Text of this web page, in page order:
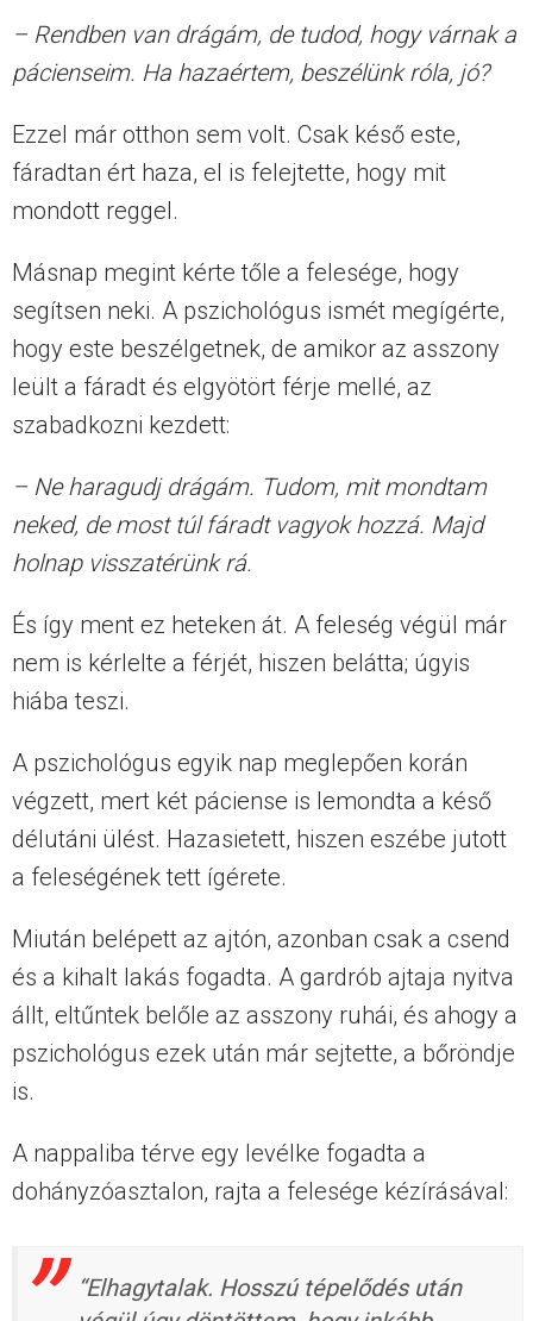
– Rendben van drágám, de tudod, hogy várnak a
pácienseim. Ha hazaértem, beszélünk róla, jó?
Ezzel már otthon sem volt. Csak késő este,
fáradtan ért haza, el is felejtette, hogy mit
mondott reggel.
Másnap megint kérte tőle a felesége, hogy
segítsen neki. A pszichológus ismét megígérte,
hogy este beszélgetnek, de amikor az asszony
leült a fáradt és elgyötört férje mellé, az
szabadkozni kezdett:
– Ne haragudj drágám. Tudom, mit mondtam
neked, de most túl fáradt vagyok hozzá. Majd
holnap visszatérünk rá.
És így ment ez heteken át. A feleség végül már
nem is kérlelte a férjét, hiszen belátta; úgyis
hiába teszi.
A pszichológus egyik nap meglepően korán
végzett, mert két páciense is lemondta a késő
délutáni ülést. Hazasietett, hiszen eszébe jutott
a feleségének tett ígérete.
Miután belépett az ajtón, azonban csak a csend
és a kihalt lakás fogadta. A gardrób ajtaja nyitva
állt, eltűntek belőle az asszony ruhái, és ahogy a
pszichológus ezek után már sejtette, a bőröndje
is.
A nappaliba térve egy levélke fogadta a
dohányzóasztalon, rajta a felesége kézírásával:
“Elhagytalak. Hosszú tépelődés után